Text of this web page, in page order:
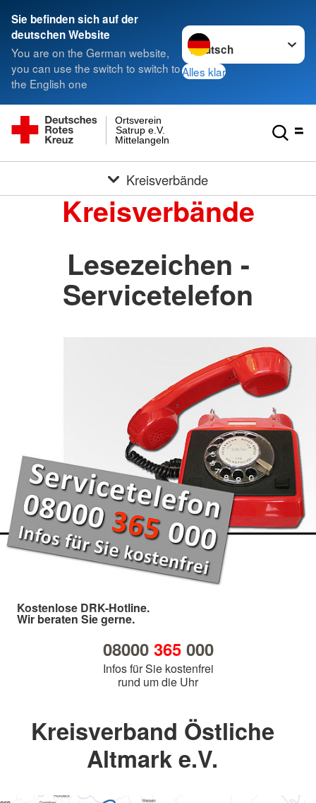
Sie befinden sich auf der
deutschen Website
You are on the German website,
you can use the switch to switch to
the English one
Sprache wechseln zu
Alles klar
Mittelangeln
Satrup e.V.
Ortsverein
Kreisverbände
Kreisverbände
Lesezeichen -
Servicetelefon
Kostenlose DRK-Hotline.
Wir beraten Sie gerne.
08000 365000
Infos für Sie kostenfrei
rund um die Uhr
Kreisverband Östliche
Altmark e.V.